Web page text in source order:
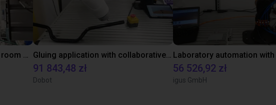
Automated labeling with igus room gantry and a cab label printer Gluing application with collaborative robot
91 843,48 zł
Dobot
56 526,92 zł
igus GmbH